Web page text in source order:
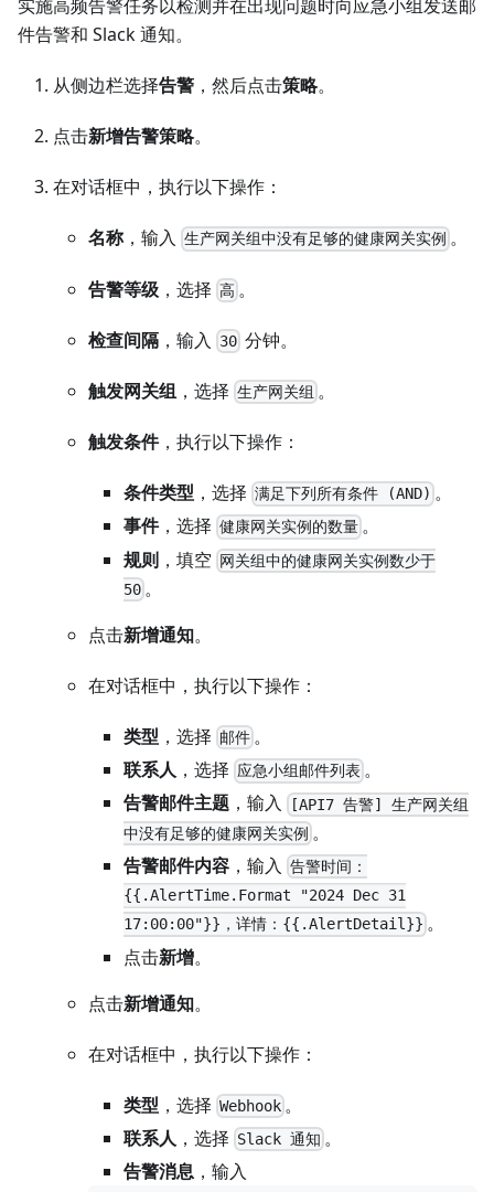
实施高频告警任务以检测并在出现问题时向应急小组发送邮
件告警和 Slack 通知。
从侧边栏选择告警 ，然后点击策略。
点击新增告警策略。
在对话框中，执行以下操作：
名称，输入 生产网关组中没有足够的健康网关实例 。
告警等级 ，选择 高 。
检查间隔 ，输入 30 分钟。
触发网关组 ，选择 生产网关组 。
触发条件，执行以下操作：
条件类型 ，选择 满足下列所有条件 (AND) 。
事件，选择 健康网关实例的数量 。
规则 ，填空 网关组中的健康网关实例数少于
50 。
点击新增通知。
在对话框中，执行以下操作：
类型 ，选择 邮件 。
联系人 ，选择 应急小组邮件列表 。
告警邮件主题 ，输入
[API7 告警] 生产网关组
中没有足够的健康网关实例 。
告警邮件内容 ，输入 告警时间：
{{.AlertTime.Format "2024 Dec 31
17:00:00"}}，详情：{{.AlertDetail}} 。
点击新增。
点击新增通知。
在对话框中，执行以下操作：
类型 ，选择 Webhook 。
联系人 ，选择 Slack 通知 。
告警消息 ，输入